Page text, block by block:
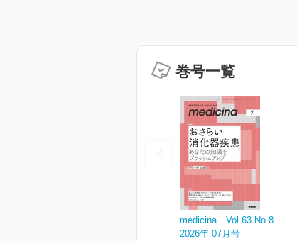
巻号一覧
medicina Vol.63 No.8
2026年 07月号